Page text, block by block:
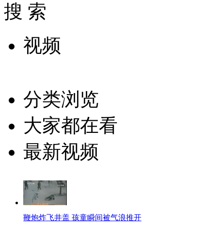
搜 索
视频
分类浏览
大家都在看
最新视频
鞭炮炸飞井盖 孩童瞬间被气浪推开